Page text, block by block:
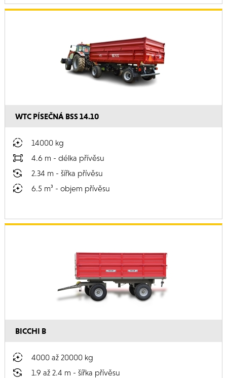
WTC PÍSEČNÁ BSS 14.10
14000 kg
4.6 m - délka přívěsu
2.34 m - šířka přívěsu
6.5 m³ - objem přívěsu
BICCHI B
4000 až 20000 kg
1.9 až 2.4 m - šířka přívěsu